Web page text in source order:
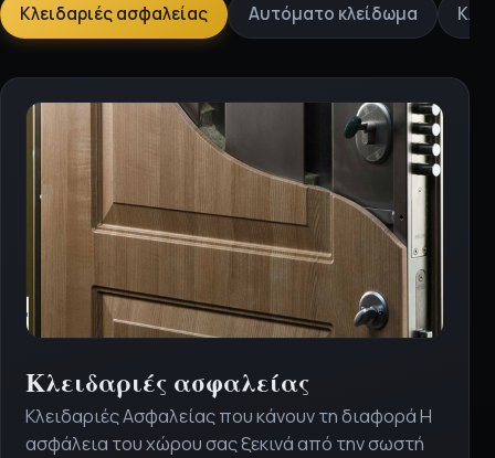
υπηρεσία
Κλειδαριές ασφαλείας Αυτόματο κλείδωμα
Κλειδαριές ασφαλείας
Κλειδαριές Ασφαλείας που κάνουν τη διαφορά Η
ασφάλεια του χώρου σας ξεκινά από την σωστή